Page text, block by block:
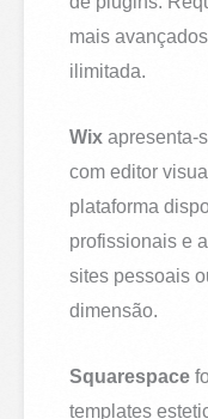
mais
ilimitada.
Wix apresenta-
com editor
plataforma
profissionais e
sites pessoais
dimensão.
Squarespace
templates